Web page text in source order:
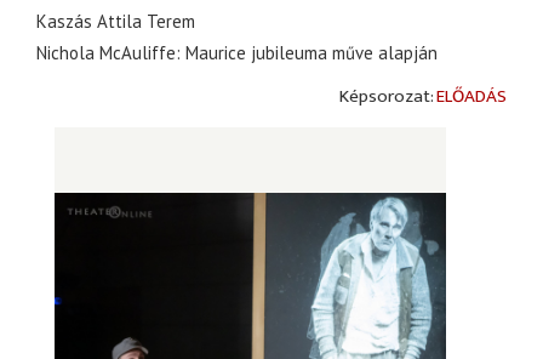
Kaszás Attila Terem
Nichola McAuliffe: Maurice jubileuma műve alapján
ELŐADÁS